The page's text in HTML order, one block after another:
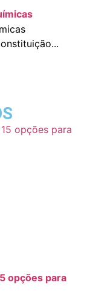
opções para